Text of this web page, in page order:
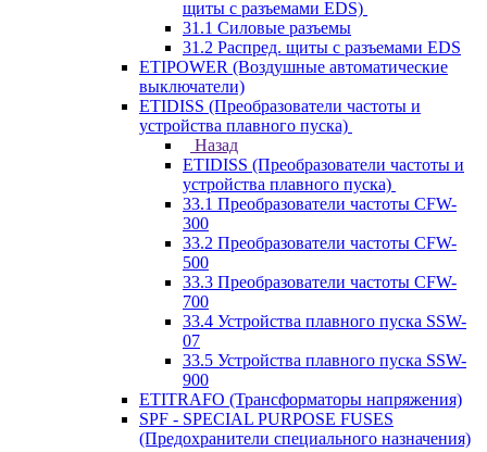
щиты с разъемами EDS)
31.1 Силовые разъемы
31.2 Распред. щиты с разъемами EDS
ETIPOWER (Воздушные автоматические
выключатели)
ETIDISS (Преобразователи частоты и
устройства плавного пуска)
Назад
ETIDISS (Преобразователи частоты и
устройства плавного пуска)
33.1 Преобразователи частоты CFW-
300
33.2 Преобразователи частоты CFW-
500
33.3 Преобразователи частоты CFW-
700
33.4 Устройства плавного пуска SSW-
07
33.5 Устройства плавного пуска SSW-
900
ETITRAFO (Трансформаторы напряжения)
SPF - SPECIAL PURPOSE FUSES
(Предохранители специального назначения)